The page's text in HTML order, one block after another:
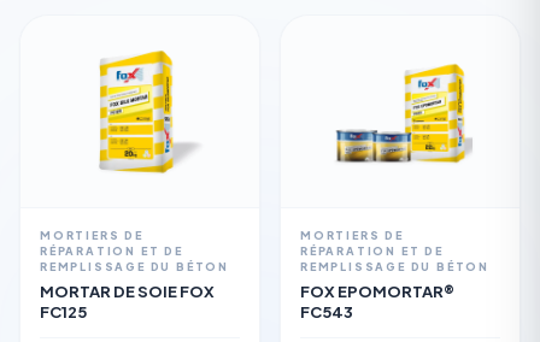
MORTIERS DE
RÉPARATION ET DE
REMPLISSAGE DU BÉTON
MORTAR DE SOIE FOX
FC125
MORTIERS DE
RÉPARATION ET DE
REMPLISSAGE DU BÉTON
FOX EPOMORTAR®
FC543